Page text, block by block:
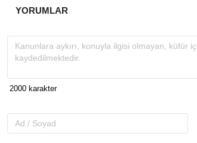
YORUMLAR